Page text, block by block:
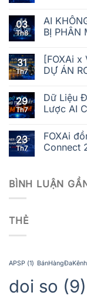
03
Th8
AI
BỊ PHÂN
31
Th7
[FOXAi x
DỰ ÁN
29
Th7
Dữ Liệu
Lược AI
23
Th7
FOXAi
Connect
BÌNH LUẬN
THẺ
APSP (1) BánHàngĐaKênh
doi so (9)